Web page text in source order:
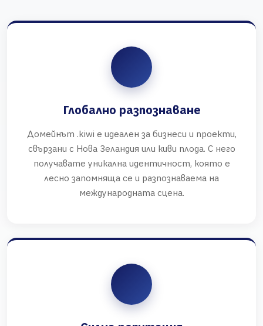
Глобално разпознаване
Домейнът .kiwi е идеален за бизнеси и проекти,
свързани с Нова Зеландия или киви плода. С него
получавате уникална идентичност, която е
лесно запомняща се и разпознаваема на
международната сцена.